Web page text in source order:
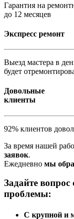
Гарантия на
до 12 месяцев
Экспресс ремонт
Выезд мастера в
будет
Довольные
клиенты
92% клиентов
За время нашей
заявок.
Ежедневно мы
Задайте вопрос
проблемы:
С крупной и